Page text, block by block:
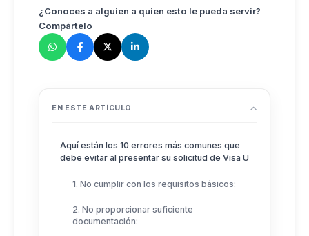
¿Conoces a alguien a quien esto le pueda servir?
Compártelo
EN ESTE ARTÍCULO
Aquí están los 10 errores más comunes que
debe evitar al presentar su solicitud de Visa U
1. No cumplir con los requisitos básicos:
2. No proporcionar suficiente
documentación: